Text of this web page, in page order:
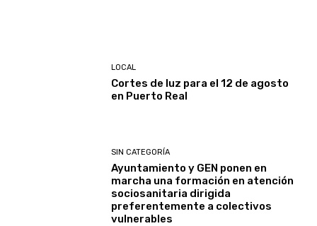
LOCAL
Cortes de luz para el 12 de agosto
en Puerto Real
SIN CATEGORÍA
Ayuntamiento y GEN ponen en
marcha una formación en atención
sociosanitaria dirigida
preferentemente a colectivos
vulnerables